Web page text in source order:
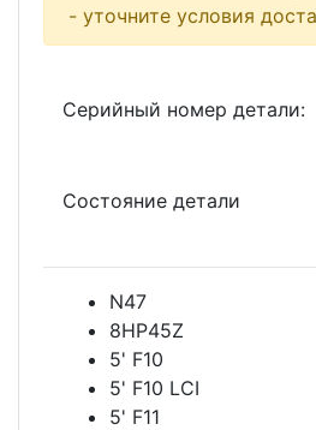
- уточните условия
Серийный номер детали:
Состояние детали
N47
8HP45Z
5' F10
5' F10 LCI
5' F11